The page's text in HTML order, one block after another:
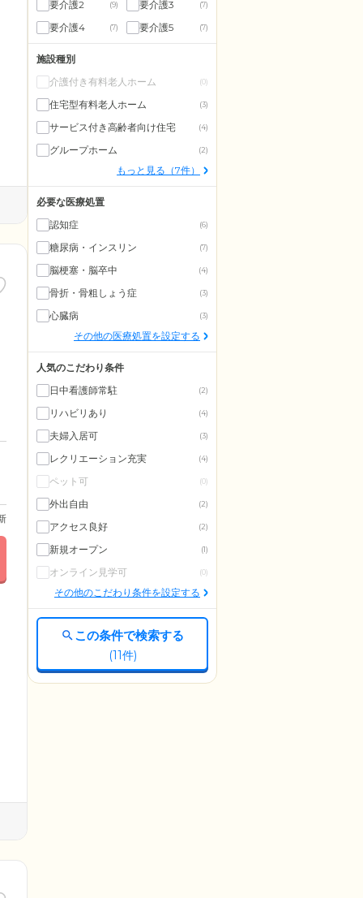
要介護2 (9) 要介護3 (7)
要介護4 (7) 要介護5 (7)
施設種別
介護付き有料老人ホーム
(0)
住宅型有料老人ホーム (3)
サービス付き高齢者向け住宅 (4)
グループホーム (2)
もっと見る（7件）
必要な医療処置
認知症
(6)
糖尿病・インスリン (7)
脳梗塞・脳卒中 (4)
骨折・骨粗しょう症 (3)
心臓病 (3)
その他の医療処置を設定する
人気のこだわり条件
日中看護師常駐
(2)
リハビリあり (4)
夫婦入居可 (3)
レクリエーション充実 (4)
ペット可 (0)
外出自由 (2)
アクセス良好 (2)
新規オープン (1)
オンライン見学可 (0)
その他のこだわり条件を設定する
この条件で検索する
(11件)